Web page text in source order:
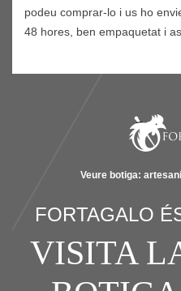
podeu comprar-lo i us ho
48 hores, ben empaquetat i
Veure botiga:
FORTAGALO
VISITA